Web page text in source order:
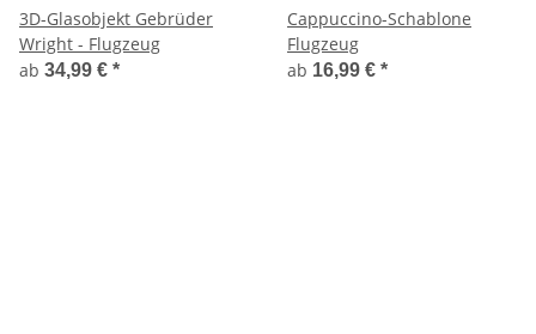
3D-Glasobjekt Gebrüder
Wright - Flugzeug
ab 34,99 € *
Cappuccino-Schablone
Flugzeug
ab 16,99 € *